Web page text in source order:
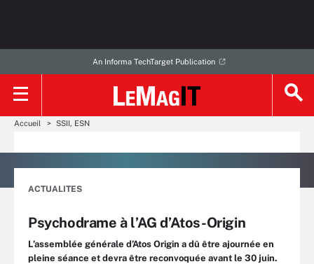
An Informa TechTarget Publication
Accueil SSII, ESN
ACTUALITES
Psychodrame à l’AG d’Atos-Origin
L’assemblée générale d’Atos Origin a dû être ajournée en
pleine séance et devra être reconvoquée avant le 30 juin.